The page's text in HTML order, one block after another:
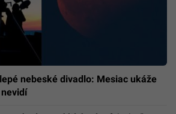
nebeské divadlo: Mesiac ukáže